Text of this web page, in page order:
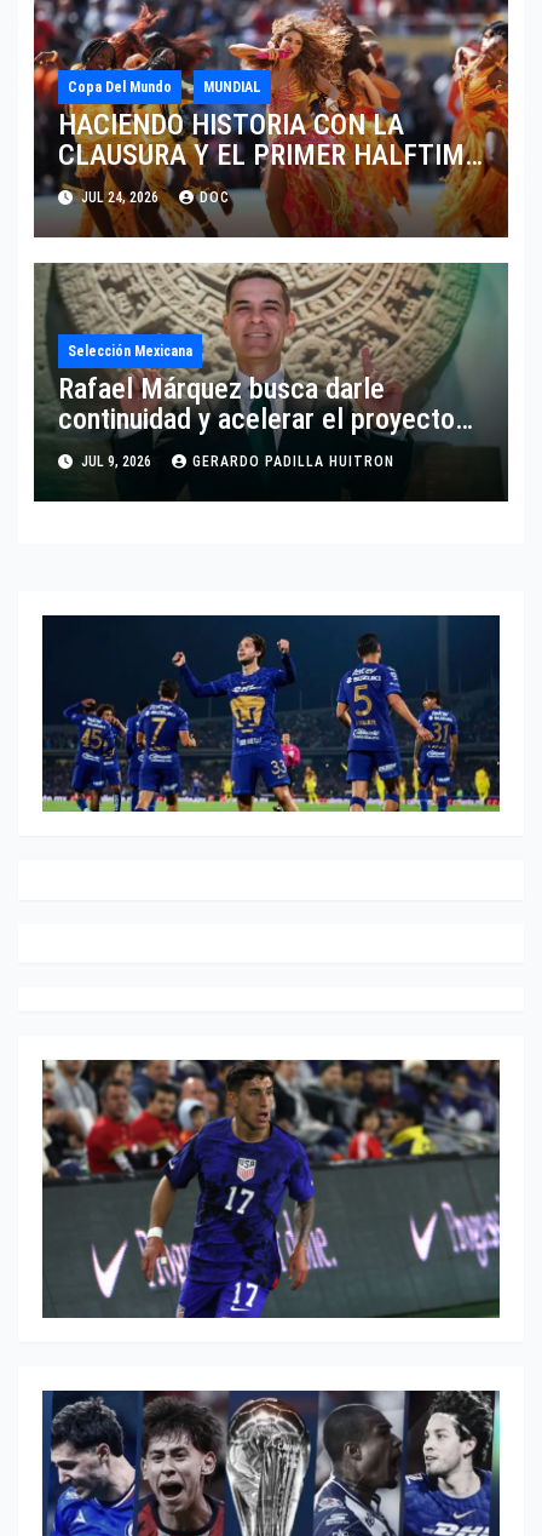
Copa Del Mundo MUNDIAL
HACIENDO HISTORIA CON LA
CLAUSURA Y EL PRIMER HALFTIME
SHOW EN LA HISTORIA DEL
MUNDIAL 2026
JUL 24, 2026 DOC
Selección Mexicana
Rafael Márquez busca darle
continuidad y acelerar el proyecto
de la Selección Mexicana
JUL 9, 2026 GERARDO PADILLA HUITRON